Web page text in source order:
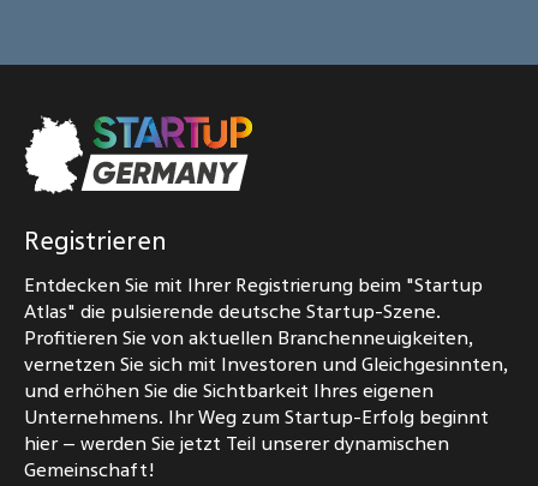
Registrieren
Entdecken Sie mit Ihrer Registrierung beim "Startup
Atlas" die pulsierende deutsche Startup-Szene.
Profitieren Sie von aktuellen Branchenneuigkeiten,
vernetzen Sie sich mit Investoren und Gleichgesinnten,
und erhöhen Sie die Sichtbarkeit Ihres eigenen
Unternehmens. Ihr Weg zum Startup-Erfolg beginnt
hier – werden Sie jetzt Teil unserer dynamischen
Gemeinschaft!